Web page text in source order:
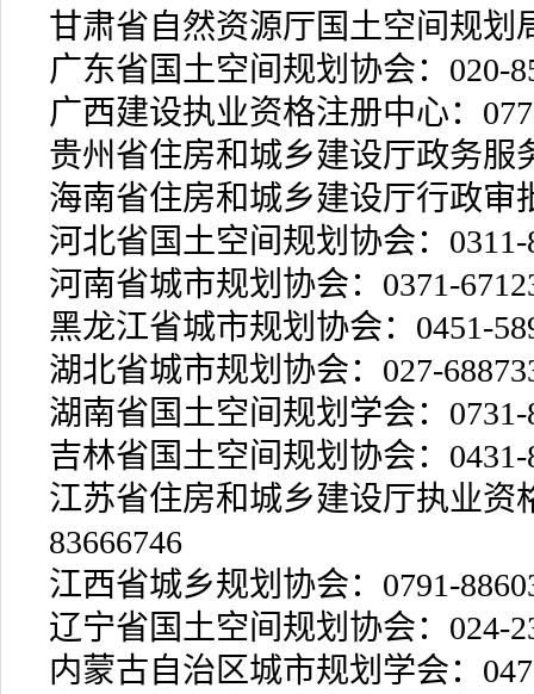
甘肃省自然资源厅国土空间规划
广东省国土空间规划协会：020-
广西建设执业资格注册中心：
贵州省住房和城乡建设厅政务服
海南省住房和城乡建设厅行政审
河北省国土空间规划协会：0311-
河南省城市规划协会：0371-
黑龙江省城市规划协会：0451-
湖北省城市规划协会：027-
湖南省国土空间规划学会：0731-
吉林省国土空间规划协会：0431-
江苏省住房和城乡建设厅执业资
83666746
江西省城乡规划协会：0791-
辽宁省国土空间规划协会：024-
内蒙古自治区城市规划学会：